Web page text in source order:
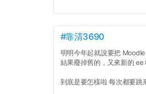
#靠清3690
明明今年起就說要把
結果廢掉舊的，又來新的 ee
到底是要怎樣啦 每次都要跳